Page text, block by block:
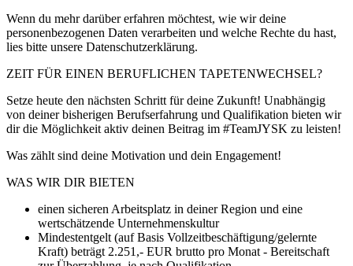
Wenn du mehr darüber erfahren möchtest, wie wir deine
personenbezogenen Daten verarbeiten und welche Rechte du hast,
lies bitte unsere Datenschutzerklärung.
ZEIT FÜR EINEN BERUFLICHEN TAPETENWECHSEL?
Setze heute den nächsten Schritt für deine Zukunft! Unabhängig
von deiner bisherigen Berufserfahrung und Qualifikation bieten wir
dir die Möglichkeit aktiv deinen Beitrag im #TeamJYSK zu leisten!
Was zählt sind deine Motivation und dein Engagement!
WAS WIR DIR BIETEN
einen sicheren Arbeitsplatz in deiner Region und eine
wertschätzende Unternehmenskultur
Mindestentgelt (auf Basis Vollzeitbeschäftigung/gelernte
Kraft) beträgt 2.251,- EUR brutto pro Monat - Bereitschaft